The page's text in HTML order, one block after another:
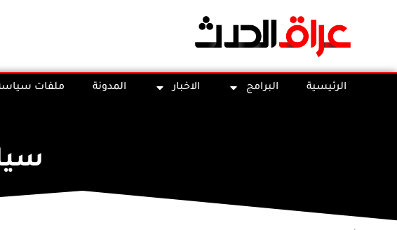
الرئيسية البرامج الاخبار المدونة ملفات